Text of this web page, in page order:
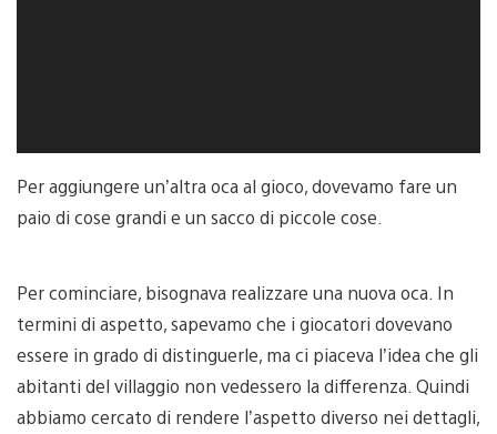
Per aggiungere un’altra oca al gioco, dovevamo fare un
paio di cose grandi e un sacco di piccole cose.
Per cominciare, bisognava realizzare una nuova oca. In
termini di aspetto, sapevamo che i giocatori dovevano
essere in grado di distinguerle, ma ci piaceva l’idea che gli
abitanti del villaggio non vedessero la differenza. Quindi
abbiamo cercato di rendere l’aspetto diverso nei dettagli,